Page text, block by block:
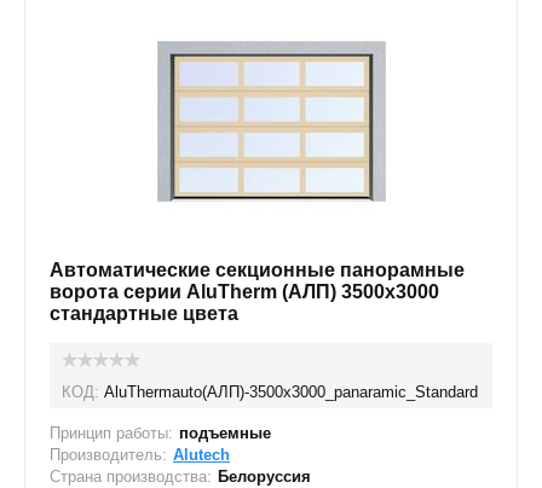
Автоматические секционные панорамные
ворота серии AluTherm (АЛП) 3500х3000
стандартные цвета
КОД: AluThermauto(АЛП)-3500х3000_panaramic_Standard
Принцип работы: подъемные
Производитель: Alutech
Страна производства: Белоруссия